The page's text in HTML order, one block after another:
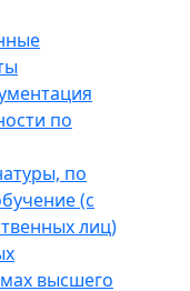
по
по
(с
лиц)
высшего